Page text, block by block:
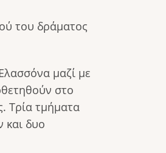
του δράματος
μαζί με
στο
Τρία τμήματα
και δυο